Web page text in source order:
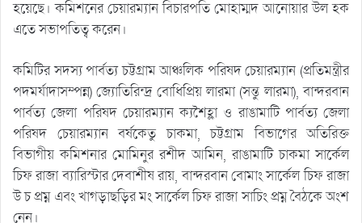
হয়েছে। কমিশনের চেয়ারম্যান বিচারপতি মোহাম্মদ আনোয়ার উল হক
এতে সভাপতিত্ব করেন।
কমিটির সদস্য পার্বত্য চট্টগ্রাম আঞ্চলিক পরিষদ চেয়ারম্যান (প্রতিমন্ত্রীর
পদমর্যাদাসম্পন্ন) জ্যোতিরিন্দ্র বোধিপ্রিয় লারমা (সন্তু লারমা), বান্দরবান
পার্বত্য জেলা পরিষদ চেয়ারম্যান ক্যশৈহ্লা ও রাঙামাটি পার্বত্য জেলা
পরিষদ চেয়ারম্যান বর্ষকেতু চাকমা, চট্টগ্রাম বিভাগের অতিরিক্ত
বিভাগীয় কমিশনার মোমিনুর রশীদ আমিন, রাঙামাটি চাকমা সার্কেল
চিফ রাজা ব্যারিস্টার দেবাশীষ রায়, বান্দরবান বোমাং সার্কেল চিফ রাজা
উ চ প্রম্ন এবং খাগড়াছড়ির মং সার্কেল চিফ রাজা সাচিং প্রম্ন বৈঠকে অংশ
নেন।